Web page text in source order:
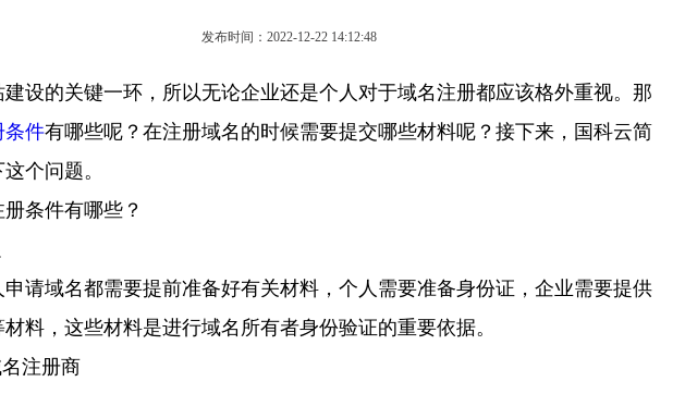
发布时间：2022-12-22 14:12:48
设的关键一环，所以无论企业还是个人对于域名注册都应该格外重视。那
条件有哪些呢？在注册域名的时候需要提交哪些材料呢？接下来， 国科云简
个问题。
条件有哪些？
请域名都需要提前准备好有关材料，个人需要准备身份证，企业需要提供
料，这些材料是进行域名所有者身份验证的重要依据。
注册商